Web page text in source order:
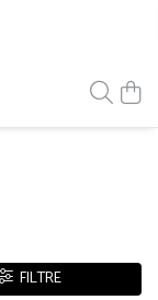
FILTRE